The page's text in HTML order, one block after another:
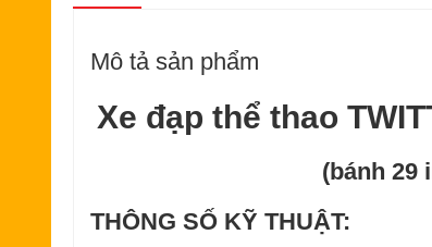
Mô tả sản phẩm
Xe đạp thể thao
(bánh 29
THÔNG SỐ KỸ THUẬT: